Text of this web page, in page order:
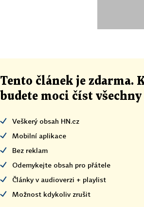
Tento článek je zdarma.
budete moci číst
Veškerý obsah HN.cz
Mobilní aplikace
Bez reklam
Odemykejte obsah pro přátele
Články v audioverzi + playlist
Možnost kdykoliv zrušit